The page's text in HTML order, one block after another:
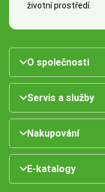
životní prostředí.
O společnosti
Servis a služby
Nakupování
E-katalogy